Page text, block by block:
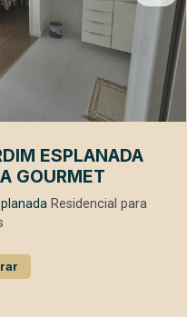
ESPLANADA
GOURMET
Residencial para